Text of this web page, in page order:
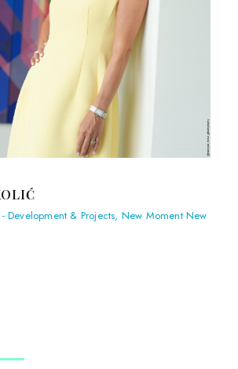
Development & Projects, New Moment New